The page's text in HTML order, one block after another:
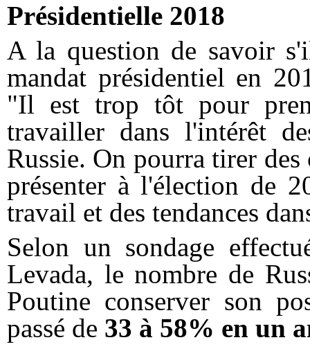
Présidentielle 2018
A la question de savoir
mandat présidentiel en
"Il est trop tôt pour
travailler dans l'intérêt
Russie. On pourra tirer
présenter à l'élection de
travail et des tendances
Selon un sondage
Levada, le nombre de
Poutine conserver son
passé de 33 à 58% en un